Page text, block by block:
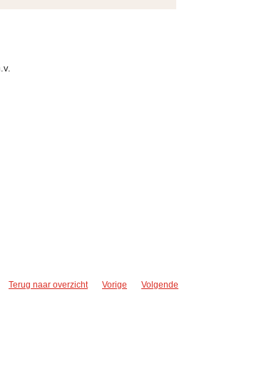
Terug naar overzicht Vorige Volgende